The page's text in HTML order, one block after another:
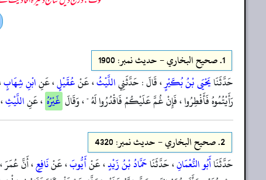
1. صحيح البخاري - حدیث نمبر: 1900
حَدَّثَنَايَحْيَى بْنُ بُكَيْرٍ، قَالَ : حَدَّثَنِياللَّيْثُ، عَنْعُقَيْلٍ، عَنِابْنِ شِهَابٍ
رَأَيْتُمُوهُ فَأَفْطِرُوا ، فَإِنْ غُمَّ عَلَيْكُمْ فَاقْدُرُوا لَهُ " ، وَقَالَ غَيْرُهُ ، عَنِاللَّيْثِ
2. صحيح البخاري - حدیث نمبر: 4320
حَدَّثَنَاأَبُو النُّعْمَانِ، حَدَّثَنَاحَمَّادُ بْنُ زَيْدٍ، عَنْأَيُّوبَ، عَنْنَافِعٍ، أَنَّ عُمَرَ